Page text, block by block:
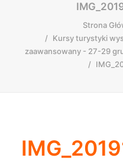
Strona
Kursy turystyki
zaawansowany - 27-29